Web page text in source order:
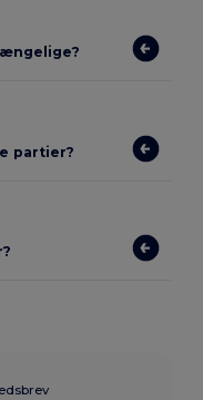
partier?